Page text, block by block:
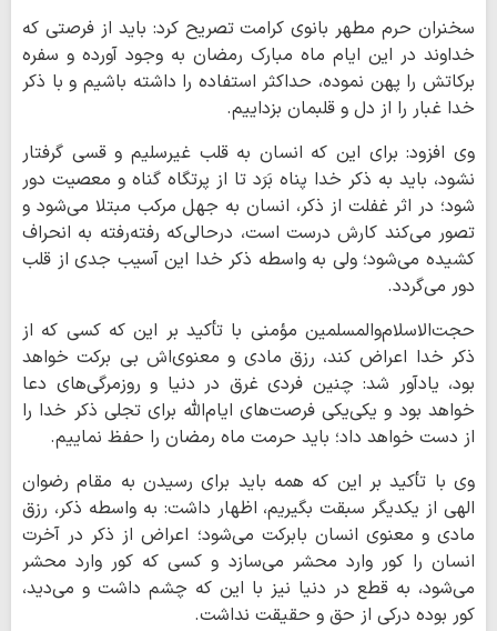
سخنران حرم مطهر بانوی کرامت تصریح کرد: باید از فرصتی که
خداوند در این ایام ماه مبارک رمضان به وجود آورده و سفره
برکاتش را پهن نموده، حداکثر استفاده را داشته باشیم و با ذکر
خدا غبار را از دل و قلبمان بزداییم.
وی افزود: برای این که انسان به قلب غیرسلیم و قسی گرفتار
نشود، باید به ذکر خدا پناه بَرَد تا از پرتگاه گناه و معصیت دور
شود؛ در اثر غفلت از ذکر، انسان به جهل مرکب مبتلا می‌شود و
تصور می‌کند کارش درست است، درحالی‌که رفته‌رفته به انحراف
کشیده می‌شود؛ ولی به واسطه ذکر خدا این آسیب جدی از قلب
دور می‌گردد.
حجت‌الاسلام‌والمسلمین مؤمنی با تأکید بر این که کسی که از
ذکر خدا اعراض کند، رزق مادی و معنوی‌اش بی برکت خواهد
بود، یادآور شد: چنین فردی غرق در دنیا و روزمرگی‌های دعا
خواهد بود و یکی‌یکی فرصت‌های ایام‌الله برای تجلی ذکر خدا را
از دست خواهد داد؛ باید حرمت ماه رمضان را حفظ نماییم.
وی با تأکید بر این که همه باید برای رسیدن به مقام رضوان
الهی از یکدیگر سبقت بگیریم، اظهار داشت: به واسطه ذکر، رزق
مادی و معنوی انسان بابرکت می‌شود؛ اعراض از ذکر در آخرت
انسان را کور وارد محشر می‌سازد و کسی که کور وارد محشر
می‌شود، به قطع در دنیا نیز با این که چشم داشت و می‌دید،
کور بوده درکی از حق و حقیقت نداشت.